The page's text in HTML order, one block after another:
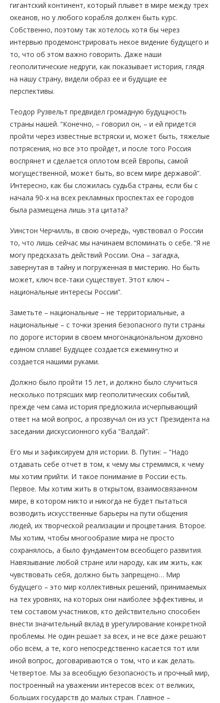
гигантский континент, который плывет в мире между трех
океанов, но у любого корабля должен быть курс.
Собственно, поэтому так хотелось хотя бы через
интервью продемонстрировать некое видение будущего и
то, что об этом важно говорить. Даже наши
геополитические недруги, как показывает история, глядя
на нашу страну, видели образ ее и будущие ее
перспективы.
Теодор Рузвельт предвидел громадную будущность
страны нашей. “Конечно, – говорил он, – и ей придется
пройти через известные встряски и, может быть, тяжелые
потрясения, но все это пройдет, и после того Россия
воспрянет и сделается оплотом всей Европы, самой
могущественной, может быть, во всем мире державой”.
Интересно, как бы сложилась судьба страны, если бы с
начала 90-х на всех рекламных проспектах ее городов
была размещена лишь эта цитата?
Уинстон Черчилль, в свою очередь, чувствовал о России
то, что лишь сейчас мы начинаем вспоминать о себе. “Я не
могу предсказать действий России. Она – загадка,
завернутая в тайну и погруженная в мистерию. Но быть
может, ключ все-таки существует. Этот ключ –
национальные интересы России”.
Заметьте – национальные – не территориальные, а
национальные – с точки зрения безопасного пути страны
по дороге истории в своем многонациональном духовно
едином сплаве! Будущее создается ежеминутно и
создается нашими руками.
Должно было пройти 15 лет, и должно было случиться
несколько потрясших мир геополитических событий,
прежде чем сама история предложила исчерпывающий
ответ на мой вопрос, а прозвучал он из уст Президента на
заседании дискуссионного куба “Валдай”.
Его мы и зафиксируем для истории. В. Путин: – “Надо
отдавать себе отчет в том, к чему мы стремимся, к чему
мы хотим прийти. И такое понимание в России есть.
Первое. Мы хотим жить в открытом, взаимосвязанном
мире, в котором никто и никогда не будет пытаться
возводить искусственные барьеры на пути общения
людей, их творческой реализации и процветания. Второе.
Мы хотим, чтобы многообразие мира не просто
сохранялось, а было фундаментом всеобщего развития.
Навязывание любой стране или народу, как им жить, как
чувствовать себя, должно быть запрещено… Мир
будущего – это мир коллективных решений, принимаемых
на тех уровнях, на которых они наиболее эффективны, и
тем составом участников, кто действительно способен
внести значительный вклад в урегулирование конкретной
проблемы. Не один решает за всех, и не все даже решают
обо всём, а те, кого непосредственно касается тот или
иной вопрос, договариваются о том, что и как делать.
Четвертое. Мы за всеобщую безопасность и прочный мир,
построенный на уважении интересов всех: от великих,
больших государств до малых стран. Главное –